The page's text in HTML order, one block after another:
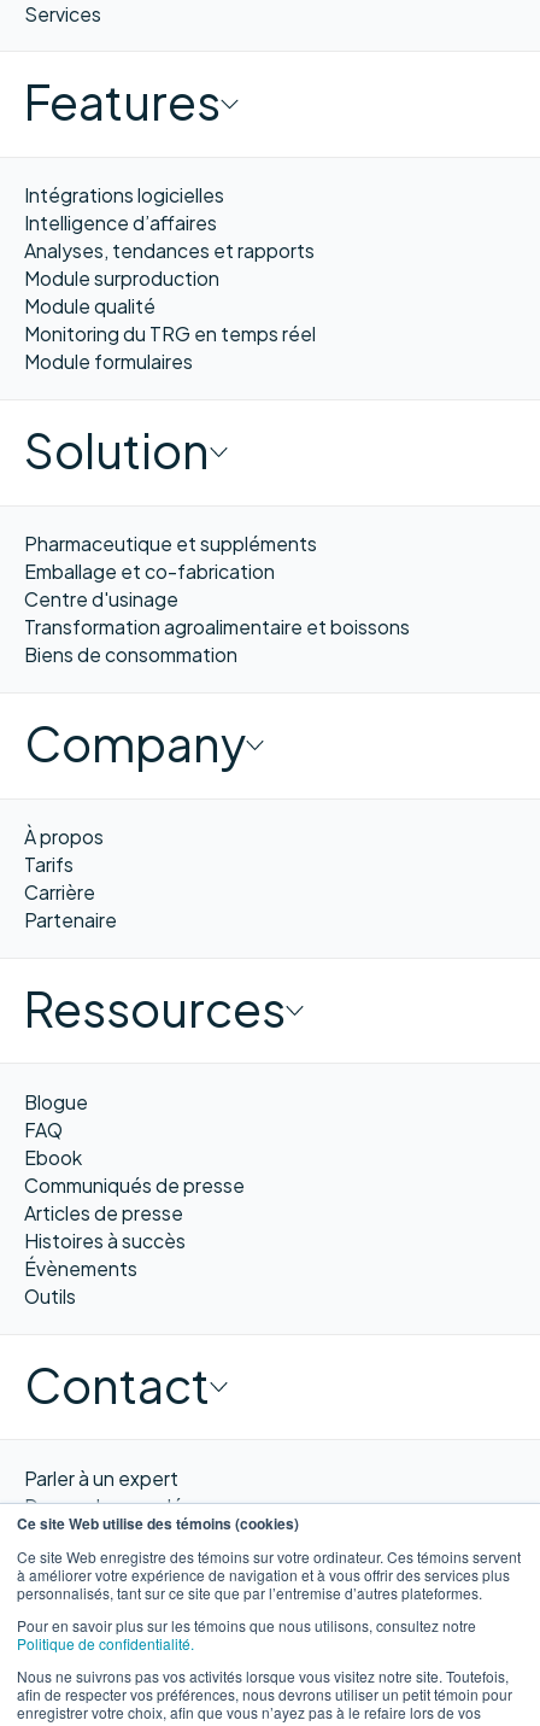
Ce site Web utilise des témoins (cookies)
Ce site Web enregistre des témoins sur votre ordinateur. Ces témoins servent
à améliorer votre expérience de navigation et à vous offrir des services plus
personnalisés, tant sur ce site que par l’entremise d’autres plateformes.
Pour en savoir plus sur les témoins que nous utilisons, consultez notre
Politique de confidentialité.
Nous ne suivrons pas vos activités lorsque vous visitez notre site. Toutefois,
afin de respecter vos préférences, nous devrons utiliser un petit témoin pour
enregistrer votre choix, afin que vous n’ayez pas à le refaire lors de vos
Services
Features
Intégrations logicielles
Intelligence d’affaires
Analyses, tendances et rapports
Module surproduction
Module qualité
Monitoring du TRG en temps réel
Module formulaires
Solution
Pharmaceutique et suppléments
Emballage et co-fabrication
Centre d'usinage
Transformation agroalimentaire et boissons
Biens de consommation
Company
À propos
Tarifs
Carrière
Partenaire
Ressources
Blogue
FAQ
Ebook
Communiqués de presse
Articles de presse
Histoires à succès
Évènements
Outils
Contact
Parler à un expert
Demander une démo
Obtenir un devis
Contacter nous
EN